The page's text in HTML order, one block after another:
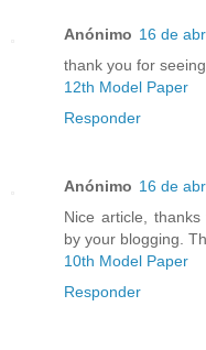
Anónimo 16 de
thank you for
12th Model Paper
Responder
Anónimo 16 de
Nice article,
by your blogging.
10th Model Paper
Responder